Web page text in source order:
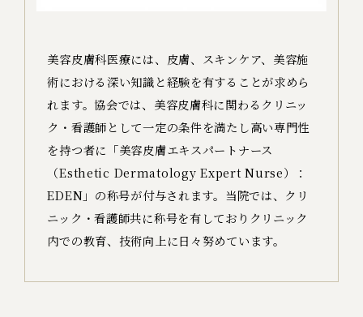
美容⽪膚科医療には、⽪膚、スキンケア、美容施
術における深い知識と経験を有することが求めら
れます。協会では、美容⽪膚科に関わるクリニッ
ク・看護師として⼀定の条件を満たし⾼い専⾨性
を持つ者に「美容⽪膚エキスパートナース
（Esthetic Dermatology Expert Nurse）：
EDEN」の称号が付与されます。当院では、クリ
ニック・看護師共に称号を有しておりクリニック
内での教育、技術向上に⽇々努めています。